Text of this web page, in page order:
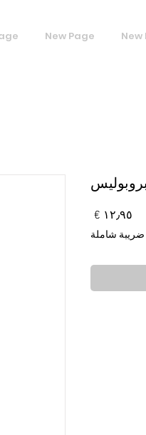
New Page New
السعر
ضريبة شاملة